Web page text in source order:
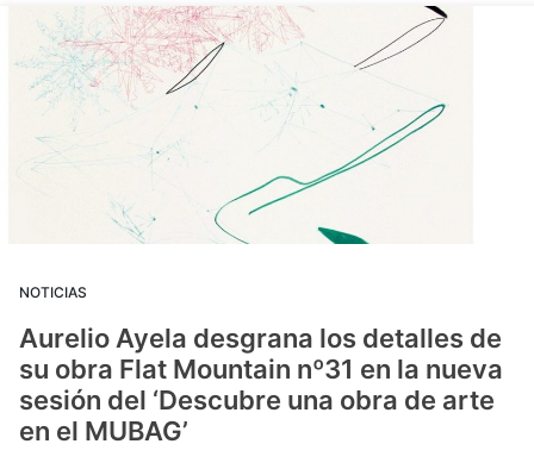
NOTICIAS
Aurelio Ayela desgrana los detalles de
su obra Flat Mountain nº31 en la nueva
sesión del ‘Descubre una obra de arte
en el MUBAG’